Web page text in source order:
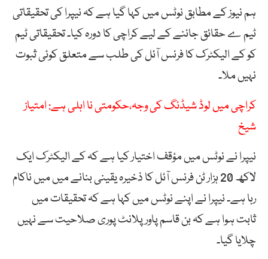
ہم نیوز کے مطابق نوٹس میں کہا گیا ہے کہ نیپرا کی تحقیقاتی
ٹیم ے حقائق جاننے کے لیے کراچی کا دورہ کیا۔ تحقیقاتی ٹیم
کو کے الیکٹرک کا فرنس آئل کی طلب سے متعلق کوئی ثبوت
نہیں ملا۔
کراچی میں لوڈ شیڈنگ کی وجہ،حکومتی نا اہلی ہے: امتیاز
شیخ
نیپرا نے نوٹس میں مؤقف اختیار کیا ہے کہ کے الیکٹرک ایک
لاکھ 20 ہزار ٹن فرنس آئل کا ذخیرہ یقینی بنانے میں میں ناکام
رہا ہے۔ نیپرا نے اپنے نوٹس میں کہا ہے کہ تحقیقات میں
ثابت ہوا ہے کہ بن قاسم پاور پلانٹ پوری صلاحیت سے نہیں
چلایا گیا۔